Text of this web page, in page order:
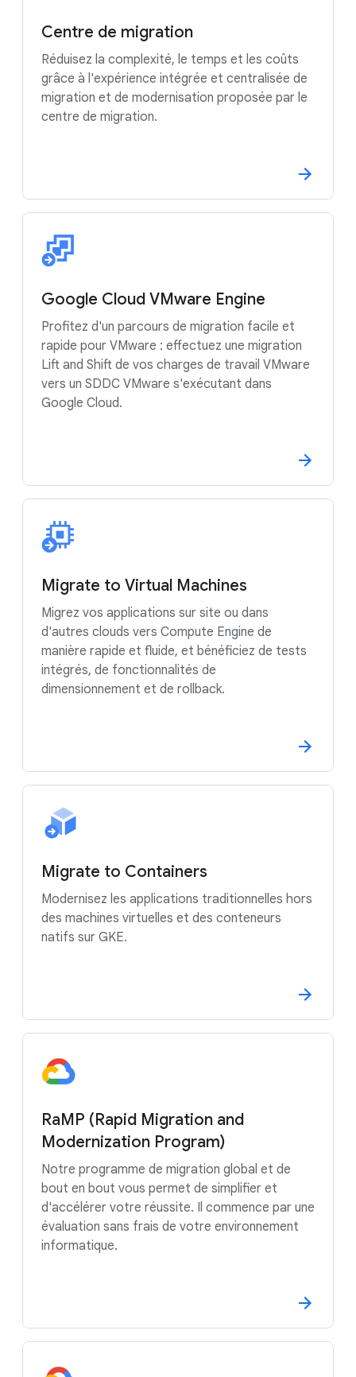
Centre de migration
Réduisez la complexité, le temps et les coûts
grâce à l'expérience intégrée et centralisée de
migration et de modernisation proposée par le
centre de migration.
Google Cloud VMware Engine
Profitez d'un parcours de migration facile et
rapide pour VMware : effectuez une migration
Lift and Shift de vos charges de travail VMware
vers un SDDC VMware s'exécutant dans
Google Cloud.
Migrate to Virtual Machines
Migrez vos applications sur site ou dans
d'autres clouds vers Compute Engine de
manière rapide et fluide, et bénéficiez de tests
intégrés, de fonctionnalités de
dimensionnement et de rollback.
Migrate to Containers
Modernisez les applications traditionnelles hors
des machines virtuelles et des conteneurs
natifs sur GKE.
RaMP (Rapid Migration and
Modernization Program)
Notre programme de migration global et de
bout en bout vous permet de simplifier et
d'accélérer votre réussite. Il commence par une
évaluation sans frais de votre environnement
informatique.